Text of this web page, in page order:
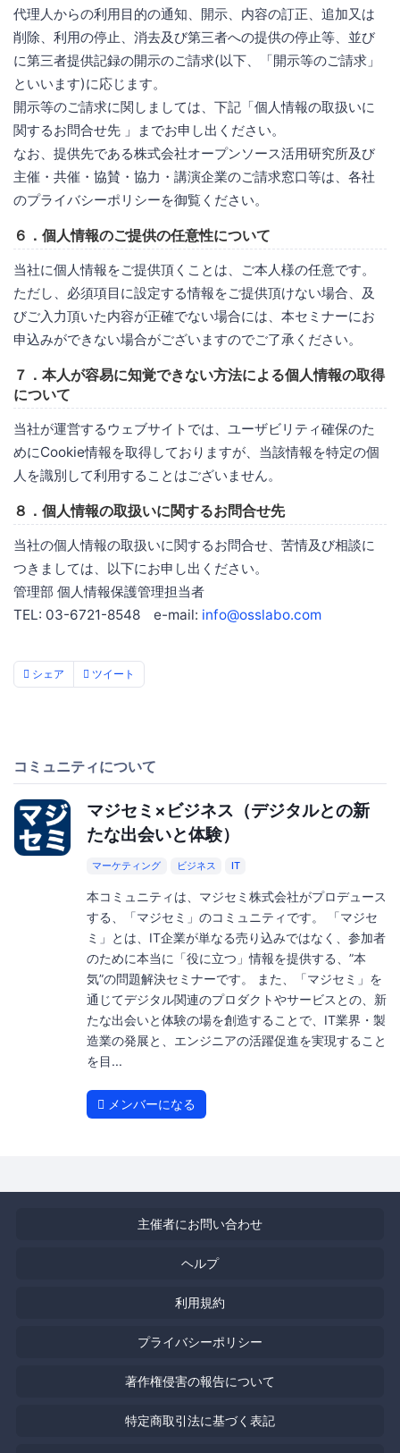
代理人からの利用目的の通知、開示、内容の訂正、追加又は
削除、利用の停止、消去及び第三者への提供の停止等、並び
に第三者提供記録の開示のご請求(以下、「開示等のご請求」
といいます)に応じます。
開示等のご請求に関しましては、下記「個人情報の取扱いに
関するお問合せ先 」までお申し出ください。
なお、提供先である株式会社オープンソース活用研究所及び
主催・共催・協賛・協力・講演企業のご請求窓口等は、各社
のプライバシーポリシーを御覧ください。
６．個人情報のご提供の任意性について
当社に個人情報をご提供頂くことは、ご本人様の任意です。
ただし、必須項目に設定する情報をご提供頂けない場合、及
びご入力頂いた内容が正確でない場合には、本セミナーにお
申込みができない場合がございますのでご了承ください。
７．本人が容易に知覚できない方法による個人情報の取得
について
当社が運営するウェブサイトでは、ユーザビリティ確保のた
めにCookie情報を取得しておりますが、当該情報を特定の個
人を識別して利用することはございません。
８．個人情報の取扱いに関するお問合せ先
当社の個人情報の取扱いに関するお問合せ、苦情及び相談に
つきましては、以下にお申し出ください。
管理部 個人情報保護管理担当者
TEL: 03-6721-8548 e-mail: info@osslabo.com
シェア ツイート
コミュニティについて
マジセミ×ビジネス（デジタルとの新
たな出会いと体験）
マーケティング ビジネス IT
本コミュニティは、マジセミ株式会社がプロデュース
する、「マジセミ」のコミュニティです。 「マジセ
ミ」とは、IT企業が単なる売り込みではなく、参加者
のために本当に「役に立つ」情報を提供する、”本
気”の問題解決セミナーです。 また、「マジセミ」を
通じてデジタル関連のプロダクトやサービスとの、新
たな出会いと体験の場を創造することで、IT業界・製
造業の発展と、エンジニアの活躍促進を実現すること
を目...
メンバーになる
主催者にお問い合わせ
ヘルプ
利用規約
プライバシーポリシー
著作権侵害の報告について
特定商取引法に基づく表記